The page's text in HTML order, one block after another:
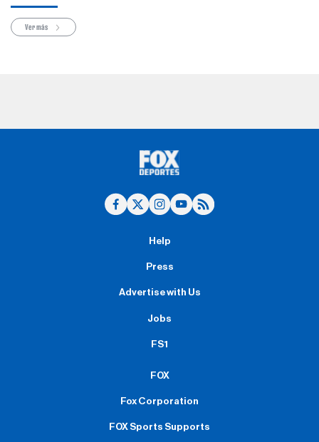
Ver más
Help
Press
Advertise with Us
Jobs
FS1
FOX
Fox Corporation
FOX Sports Supports